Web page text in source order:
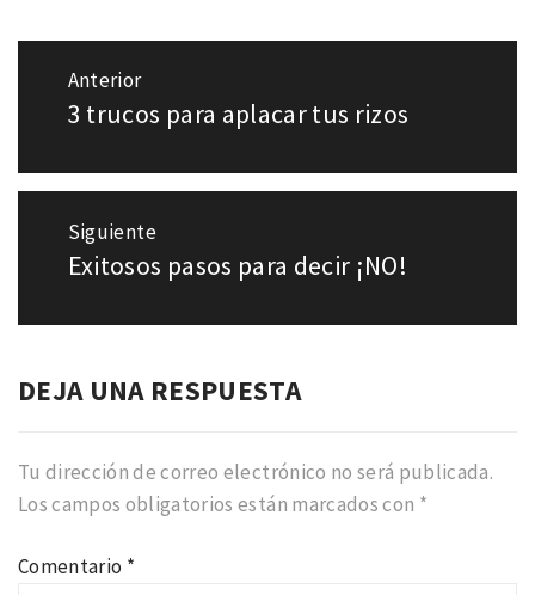
Navegación
Anterior
Entrada
3 trucos para aplacar tus rizos
Siguiente
Entrada
Exitosos pasos para decir ¡NO!
DEJA UNA RESPUESTA
Tu dirección de correo electrónico no será publicada.
Los campos obligatorios están marcados con *
Comentario *